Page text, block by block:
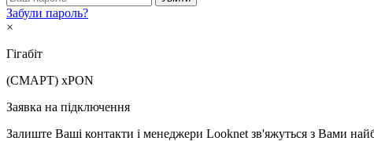
Забули пароль?
×
Гігабіт
(СМАРТ) xPON
Заявка на підключення
Залиште Ваші контакти і менеджери Looknet зв'яжуться з Вами